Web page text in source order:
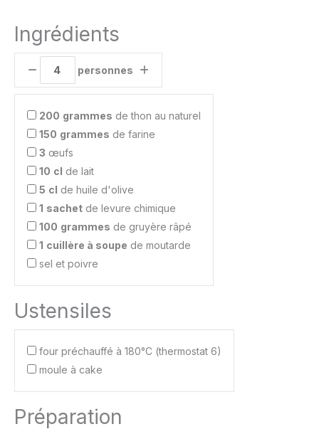
Ingrédients
personnes
200 grammes de thon au naturel
150 grammes de farine
3 œufs
10 cl de lait
5 cl de huile d'olive
1 sachet de levure chimique
100 grammes de gruyère râpé
1 cuillère à soupe de moutarde
sel et poivre
Ustensiles
four préchauffé à 180°C (thermostat 6)
moule à cake
Préparation